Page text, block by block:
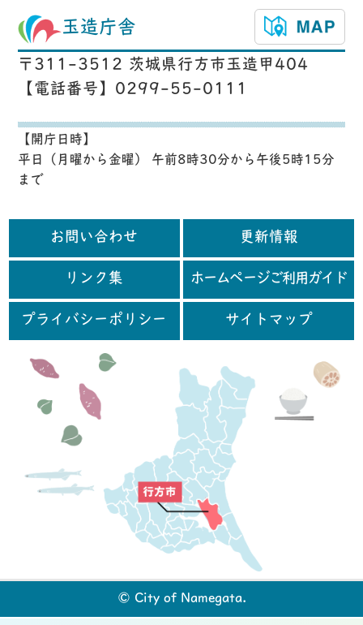
玉造庁舎
〒311-3512 茨城県行方市玉造甲404
【電話番号】0299-55-0111
【開庁日時】
平日（月曜から金曜） 午前8時30分から午後5時15分
まで
お問い合わせ 更新情報
リンク集 ホームページご利用ガイド
プライバシーポリシー サイトマップ
© City of Namegata.